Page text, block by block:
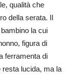
qualità che
della serata. Il
la cui
figura di
ferramenta di
resta lucida, ma la